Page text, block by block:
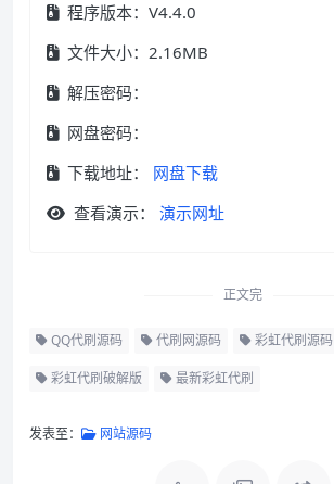
程序版本：V4.4.0
文件大小：2.16MB
解压密码：
网盘密码：
下载地址：
网盘下载
查看演示：
演示网址
正文完
QQ代刷源码 代刷网源码 彩虹代刷源码
彩虹代刷破解版 最新彩虹代刷
发表至： 网站源码